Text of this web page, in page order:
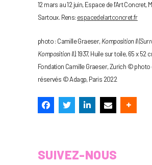
12 mars au 12 juin, Espace de l’Art Concret,
Sartoux. Rens: espacedelartconcret.fr
photo : Camille Graeser,Komposition II
Komposition II), 1937, Huile sur toile, 65 x 52
Fondation Camille Graeser, Zurich ©
réservés © Adagp, Paris 2022
SUIVEZ-NOUS